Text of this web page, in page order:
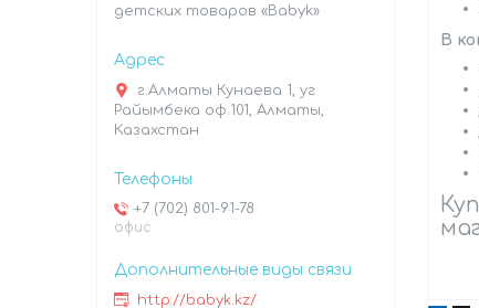
В
детских товаров «Babyk»
г.Алматы Кунаева 1, уг
Райымбека оф.101, Алматы,
Казахстан
+7 (702) 801-91-78
офис
http://babyk.kz/